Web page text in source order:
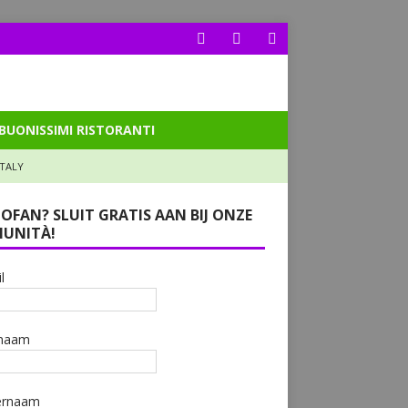
BUONISSIMI RISTORANTI
SLUIT GRATIS AAN BIJ ONZE